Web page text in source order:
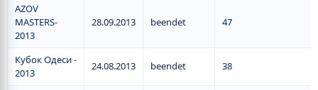
AZOV
MASTERS-
2013
28.09.2013 beendet 47
Кубок Одеси -
2013
24.08.2013 beendet 38